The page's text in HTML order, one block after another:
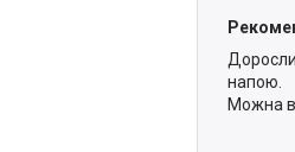
напою.
Можна